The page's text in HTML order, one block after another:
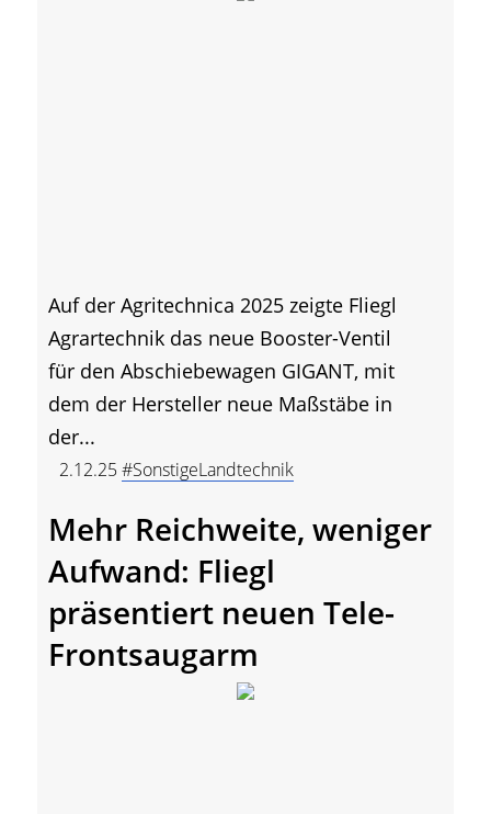
Auf der Agritechnica 2025 zeigte Fliegl
Agrartechnik das neue Booster-Ventil
für den Abschiebewagen GIGANT, mit
dem der Hersteller neue Maßstäbe in
der...
2.12.25#SonstigeLandtechnik
Mehr Reichweite, weniger
Aufwand: Fliegl
präsentiert neuen Tele-
Frontsaugarm